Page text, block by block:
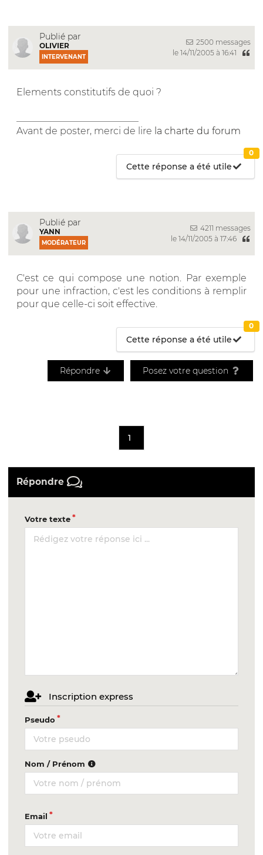
Publié par
OLIVIER
INTERVENANT
2500 messages
le 14/11/2005 à 16:41
Elements constitutifs de quoi ?
Avant de poster, merci de lire la charte du forum
Cette réponse a été utile
0
Publié par
YANN
MODÉRATEUR
4211 messages
le 14/11/2005 à 17:46
C'est ce qui compose une notion. Par exemple
pour une infraction, c'est les conditions à remplir
pour que celle-ci soit effective.
Cette réponse a été utile
0
Répondre Posez votre question
1
Répondre
Votre texte
Inscription express
Pseudo
Nom / Prénom
Email